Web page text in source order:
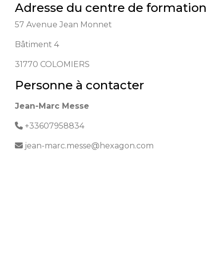
Adresse du centre de formation
57 Avenue Jean Monnet
Bâtiment 4
31770 COLOMIERS
Personne à contacter
Jean-Marc Messe
+33607958834
jean-marc.messe@hexagon.com